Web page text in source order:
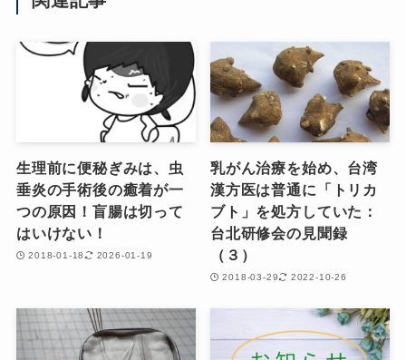
生理前に便秘ぎみは、虫
垂炎の手術後の癒着が一
つの原因！盲腸は切って
はいけない！
2018-01-18 2026-01-19
乳がん治療を始め、台湾
漢方医は普通に「トリカ
ブト」を処方していた：
台北研修会の見聞録
（３）
2018-03-29 2022-10-26